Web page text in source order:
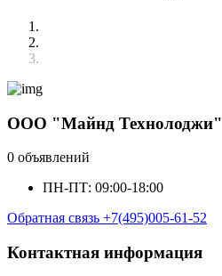
ООО "Майнд Технолоджи"
0 объявлений
ПН-ПТ: 09:00-18:00
Обратная связь +7(495)005-61-52
Контактная информация